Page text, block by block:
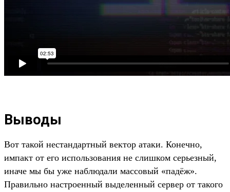
Выводы
Вот такой нестандартный вектор атаки. Конечно,
импакт от его использования не слишком серьезный,
иначе мы бы уже наблюдали массовый «падёж».
Правильно настроенный выделенный сервер от такого